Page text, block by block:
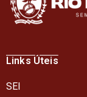
Links Úteis
SEI